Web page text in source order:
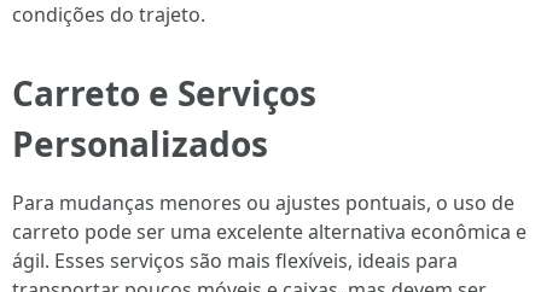
condições do trajeto.
Carreto e Serviços
Personalizados
Para mudanças menores ou ajustes pontuais, o uso de
carreto pode ser uma excelente alternativa econômica e
ágil. Esses serviços são mais flexíveis, ideais para